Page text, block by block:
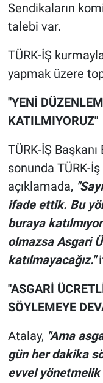
Sendikaların
talebi var.
TÜRK-İŞ
yapmak üzere
"YENİ
KATILMIYORUZ"
TÜRK-İŞ
sonunda TÜRK-
açıklamada,
ifade ettik. Bu
buraya
olmazsa Asgari
katılmayacağız."
"ASGARİ
SÖYLEMEYE
Atalay, "Ama
gün her dakika
evvel